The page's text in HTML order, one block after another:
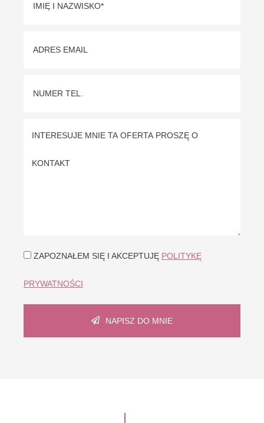
ZAPOZNAŁEM SIĘ I AKCEPTUJĘ POLITYKĘ
PRYWATNOŚCI
NAPISZ DO MNIE